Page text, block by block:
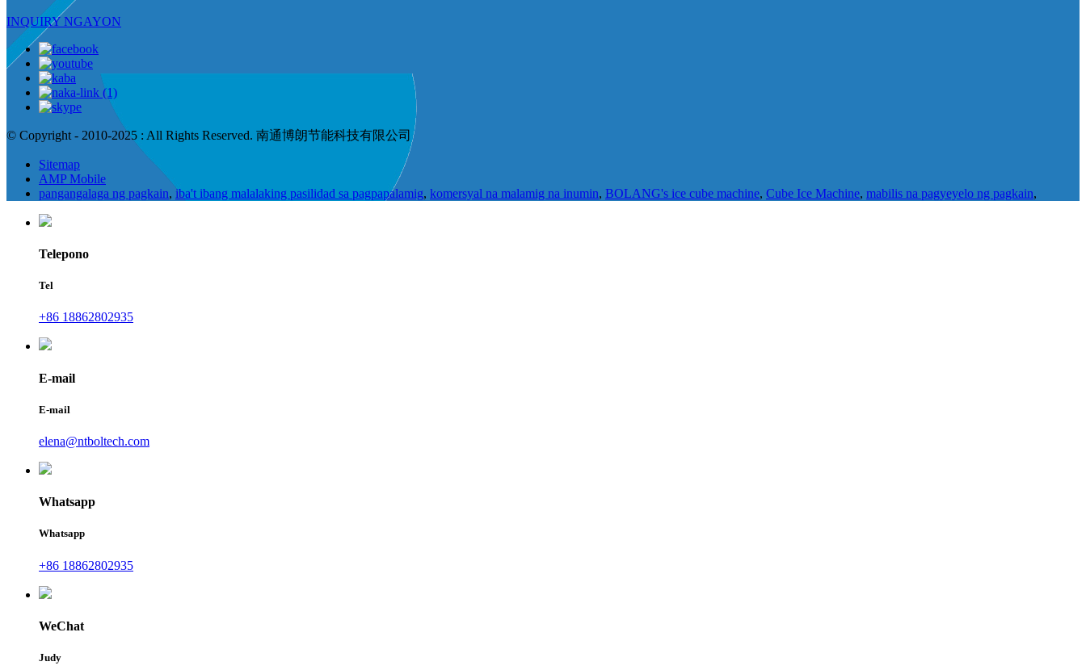
INQUIRY NGAYON
© Copyright - 2010-2025 : All Rights Reserved. 南通博朗节能科技有限公司
Sitemap
AMP Mobile
pangangalaga ng pagkain, iba't ibang malalaking pasilidad sa pagpapalamig, komersyal na malamig na inumin, BOLANG's ice cube machine, Cube Ice Machine, mabilis na pagyeyelo ng pagkain,
Telepono
Tel
+86 18862802935
E-mail
E-mail
elena@ntboltech.com
Whatsapp
Whatsapp
+86 18862802935
WeChat
Judy